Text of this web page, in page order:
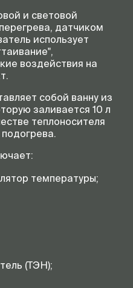
и световой
датчиком
использует
воздействия на
собой ванну из
заливается 10 л
теплоносителя
температуры;
(ТЭН);